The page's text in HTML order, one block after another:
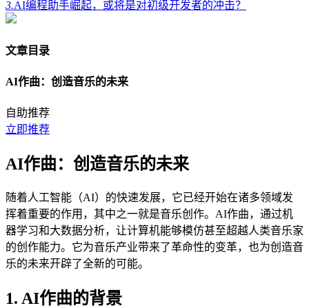
3.AI编程助手崛起，或将是对初级开发者的冲击？
文章目录
AI作曲：创造音乐的未来
自助推荐
立即推荐
AI作曲：创造音乐的未来
随着人工智能（AI）的快速发展，它已经开始在诸多领域发
挥着重要的作用，其中之一就是音乐创作。AI作曲，通过机
器学习和大数据分析，让计算机能够模仿甚至超越人类音乐家
的创作能力。它为音乐产业带来了革命性的变革，也为创造音
乐的未来开辟了全新的可能。
1. AI作曲的背景